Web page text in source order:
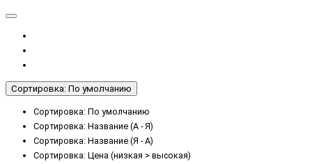
Сортировка: По умолчанию
Сортировка: По умолчанию
Сортировка: Название (А - Я)
Сортировка: Название (Я - А)
Сортировка: Цена (низкая > высокая)